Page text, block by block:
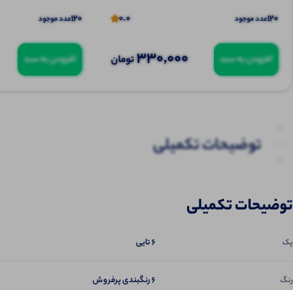
120عدد موجود 0.0
افزودن به سبد 330,000تومان
120عدد موجود
افزودن به سبد
توضیحات تکمیلی
توضیحات تکمیلی
پک 6 تایی
رنگ 6 رنگبندی پرفروش